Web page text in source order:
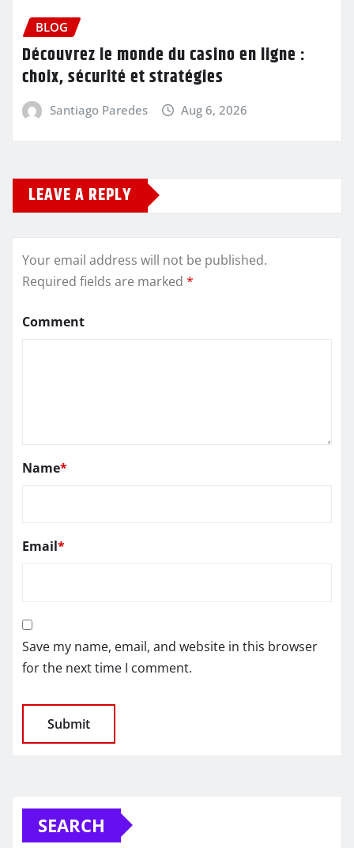
BLOG
Découvrez le monde du casino en ligne :
choix, sécurité et stratégies
Santiago Paredes Aug 6, 2026
LEAVE A REPLY
Your email address will not be published.
Required fields are marked *
Comment
Name*
Email*
Save my name, email, and website in this browser
for the next time I comment.
SEARCH